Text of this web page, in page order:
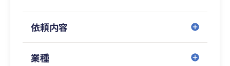
依頼内容
業種